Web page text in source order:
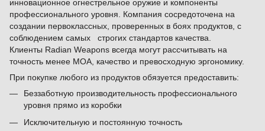
инновационное огнестрельное оружие и компоненты
профессионального уровня. Компания сосредоточена на
создании первоклассных, проверенных в боях продуктов, с
соблюдением самых строгих стандартов качества.
Клиенты Radian Weapons всегда могут рассчитывать на
точность менее MOA, качество и превосходную эргономику.
При покупке любого из продуктов обязуется предоставить:
Беззаботную производительность профессионального
уровня прямо из коробки
Исключительную и постоянную точность